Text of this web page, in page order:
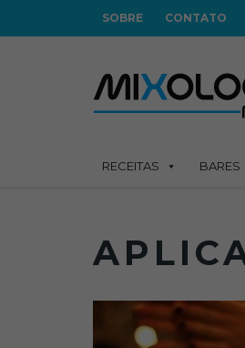
SOBRE CONTATO
RECEITAS BARES